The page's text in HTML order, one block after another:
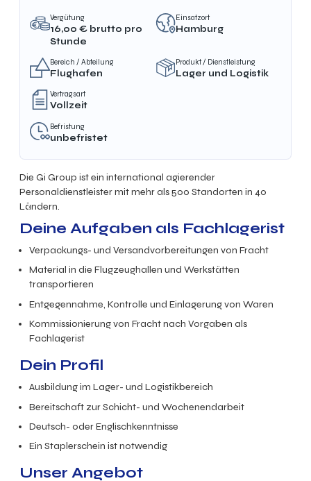
Vergütung
16,00 € brutto pro
Stunde
Einsatzort
Hamburg
Bereich / Abteilung
Flughafen
Produkt / Dienstleistung
Lager und Logistik
Vertragsart
Vollzeit
Befristung
unbefristet
Die Gi Group ist ein international agierender
Personaldienstleister mit mehr als 500 Standorten in 40
Ländern.
Deine Aufgaben als Fachlagerist
Verpackungs- und Versandvorbereitungen von Fracht
Material in die Flugzeughallen und Werkstätten
transportieren
Entgegennahme, Kontrolle und Einlagerung von Waren
Kommissionierung von Fracht nach Vorgaben als
Fachlagerist
Dein Profil
Ausbildung im Lager- und Logistikbereich
Bereitschaft zur Schicht- und Wochenendarbeit
Deutsch- oder Englischkenntnisse
Ein Staplerschein ist notwendig
Unser Angebot